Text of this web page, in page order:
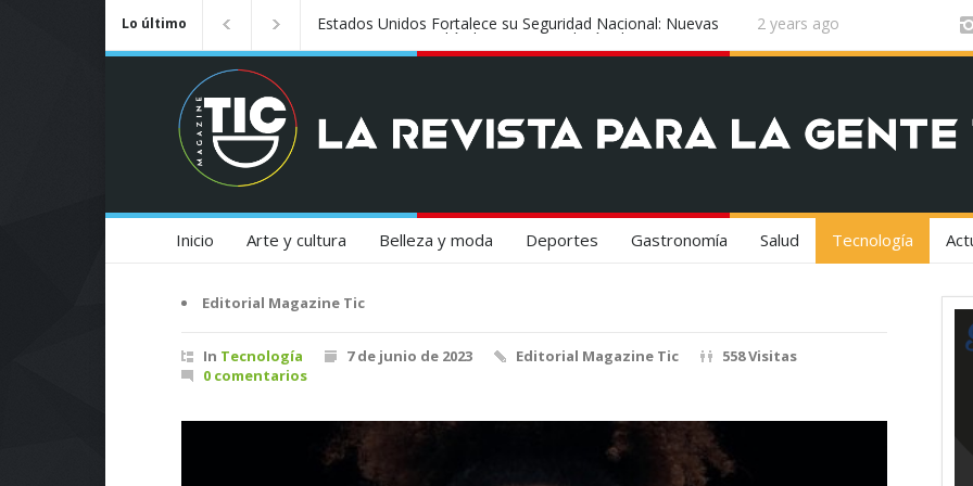
Lo último Badalona se convierte en el epicentro de la innovación ¡Vuela Conectado! United Airlines
Experiencia de Viaje
Inicio Arte y cultura Belleza y moda Deportes Gastronomía Salud Tecnología
Editorial Magazine Tic
In Tecnología 7 de junio de 2023 Editorial Magazine Tic
558 Visitas
0 comentarios